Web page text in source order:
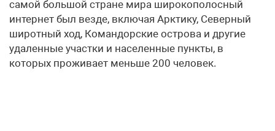
самой большой стране мира широкополосный
интернет был везде, включая Арктику, Северный
широтный ход, Командорские острова и другие
удаленные участки и населенные пункты, в
которых проживает меньше 200 человек.